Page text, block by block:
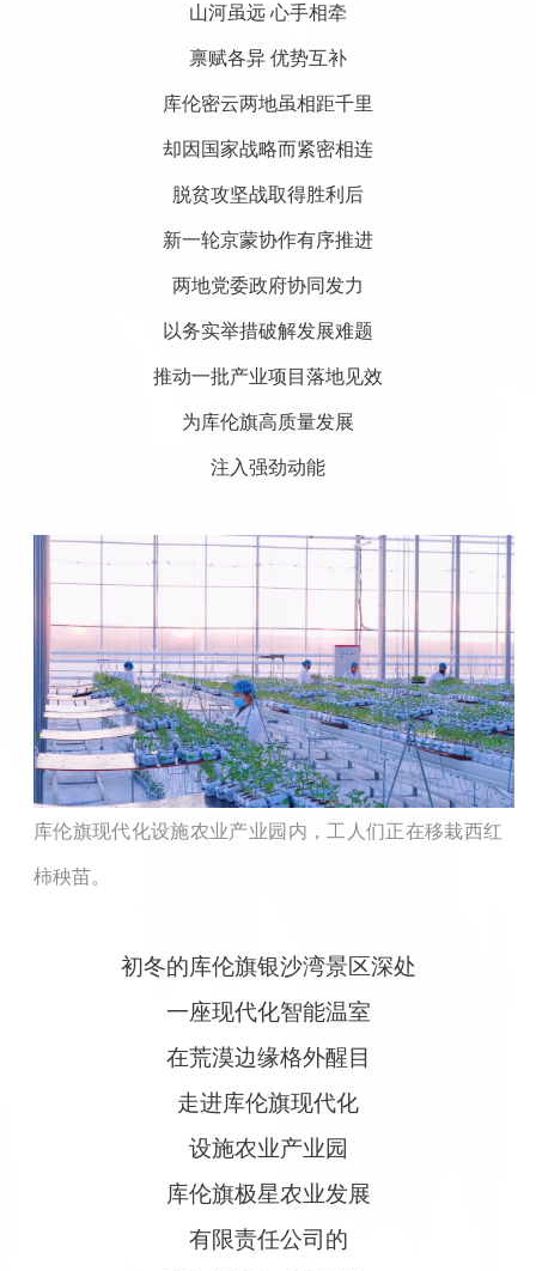
山河虽远 心手相牵
禀赋各异 优势互补
库伦密云两地虽相距千里
却因国家战略而紧密相连
脱贫攻坚战取得胜利后
新一轮京蒙协作有序推进
两地党委政府协同发力
以务实举措破解发展难题
推动一批产业项目落地见效
为库伦旗高质量发展
注入强劲动能
库伦旗现代化设施农业产业园内，工人们正在移栽西红
柿秧苗。
初冬的库伦旗银沙湾景区深处
一座现代化智能温室
在荒漠边缘格外醒目
走进库伦旗现代化
设施农业产业园
库伦旗极星农业发展
有限责任公司的